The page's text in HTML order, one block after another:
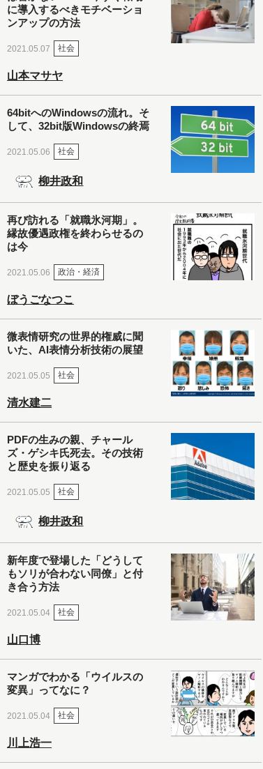
に導入するべきモチベーショ
ンアップの方法
2021.05.07 社会
山本マサヤ
64bitへのWindowsの流れ。そ
して、32bit版Windowsの終焉
2021.05.06 社会
柳井政和
再び訪れる「就職氷河期」。
縁故優遇政権を終わらせるの
は今
2021.05.06 政治・経済
ぼうごなつこ
微表情研究の世界的権威に聞
いた、AI表情分析技術の展望
2021.05.05 社会
清水建二
PDFの生みの親、チャール
ズ・ゲシキ氏死去。その技術
と歴史を振り返る
2021.05.05 社会
柳井政和
新年度で登場した「どうして
もソリが合わない同僚」と付
き合う方法
2021.05.04 社会
山口博
マンガでわかる「ウイルスの
変異」ってなに？
2021.05.04 社会
川上浩一